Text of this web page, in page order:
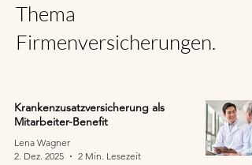
Thema
Firmenversicherungen.
Krankenzusatzversicherung als
Mitarbeiter-Benefit
Lena Wagner
2. Dez. 2025
2 Min. Lesezeit